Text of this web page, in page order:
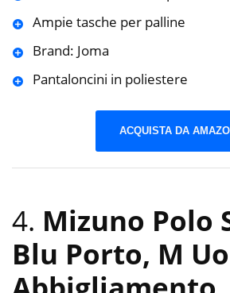
Ampie tasche per palline
Brand: Joma
Pantaloncini in poliestere
ACQUISTA DA
4. Mizuno Polo
Blu Porto, M